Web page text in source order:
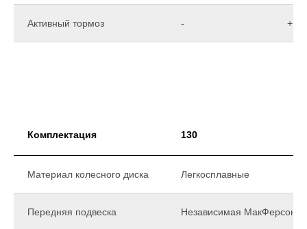
Активный тормоз - +
Комплектация 130
Материал колесного диска Легкосплавные
Передняя подвеска Независимая МакФерсон